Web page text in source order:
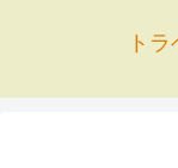
ト